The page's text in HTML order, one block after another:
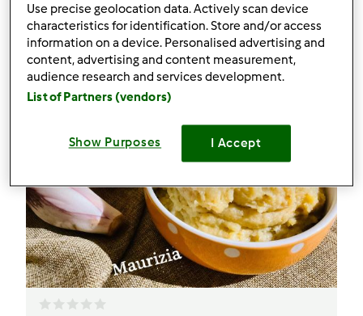
Use precise geolocation data. Actively scan device
characteristics for identification. Store and/or access
information on a device. Personalised advertising and
content, advertising and content measurement,
audience research and services development.
List of Partners (vendors)
Show Purposes I Accept